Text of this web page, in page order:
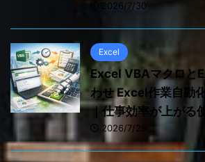
2026/7/30
Excel
Excel VBAマクロと
わせ Excel作業自動
｜仕事効率が上がる
2026/7/29